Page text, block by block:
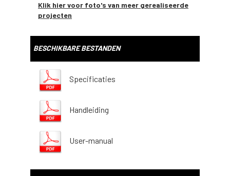
Klik hier voor foto's van meer gerealiseerde
projecten
BESCHIKBARE BESTANDEN
Specificaties
Handleiding
User-manual